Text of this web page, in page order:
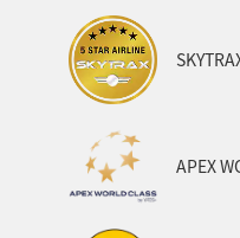
APEX